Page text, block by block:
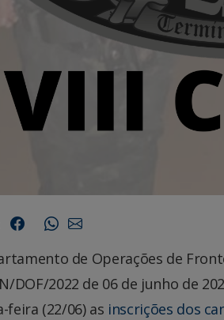
de Operações de
DOF/2022 de 06 de junho de
feira (22/06) as inscrições dos